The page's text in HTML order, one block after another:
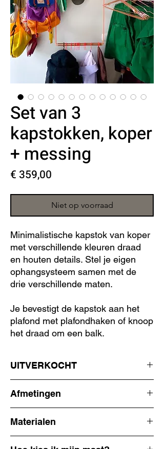
Set van 3
kapstokken, koper
+ messing
€ 359,00
Niet op voorraad
Minimalistische kapstok van koper
met verschillende kleuren draad
en houten details. Stel je eigen
ophangsysteem samen met de
drie verschillende maten.
Je bevestigt de kapstok aan het
plafond met plafondhaken of knoop
het draad om een balk.
UITVERKOCHT
in de materialen koper + messing. Kijk bij de
losse kapstokken wat er nog beschikbaar is
per maat.
Afmetingen
Materialen